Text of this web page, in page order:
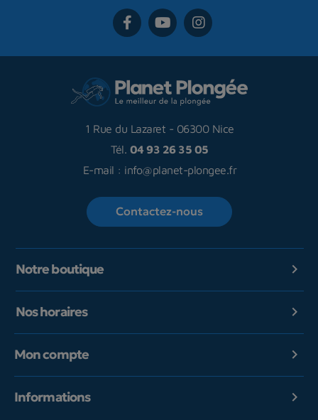
1 Rue du Lazaret - 06300 Nice
Tél. 04 93 26 35 05
E-mail : info@planet-plongee.fr
Contactez-nous
Notre boutique 
Nos horaires 
Mon compte 
Informations 